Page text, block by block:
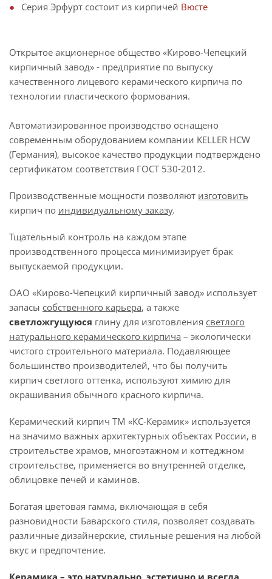
Серия Эрфурт состоит из кирпичей Вюсте
Открытое акционерное общество «Кирово-Чепецкий
кирпичный завод» - предприятие по выпуску
качественного лицевого керамического кирпича по
технологии пластического формования.
Автоматизированное производство оснащено
современным оборудованием компании KELLER HCW
(Германия), высокое качество продукции подтверждено
сертификатом соответствия ГОСТ 530-2012.
Производственные мощности позволяют изготовить
кирпич по индивидуальному заказу.
Тщательный контроль на каждом этапе
производственного процесса минимизирует брак
выпускаемой продукции.
ОАО «Кирово-Чепецкий кирпичный завод» использует
запасы собственного карьера, а также
светложгущуюся глину для изготовления светлого
натурального керамического кирпича – экологически
чистого строительного материала. Подавляющее
большинство производителей, что бы получить
кирпич светлого оттенка, используют химию для
окрашивания обычного красного кирпича.
Керамический кирпич ТМ «КС-Керамик» используется
на значимо важных архитектурных объектах России, в
строительстве храмов, многоэтажном и коттеджном
строительстве, применяется во внутренней отделке,
облицовке печей и каминов.
Богатая цветовая гамма, включающая в себя
разновидности Баварского стиля, позволяет создавать
различные дизайнерские, стильные решения на любой
вкус и предпочтение.
Керамика – это натурально, эстетично и всегда